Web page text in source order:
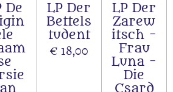
De
LP Der
Bettels
tudent
€ 18,00
LP Der
Zarew
itsch -
Frau
Luna -
Die
Csard